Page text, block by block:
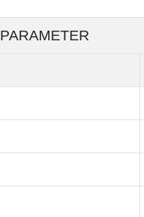
PARAMETER